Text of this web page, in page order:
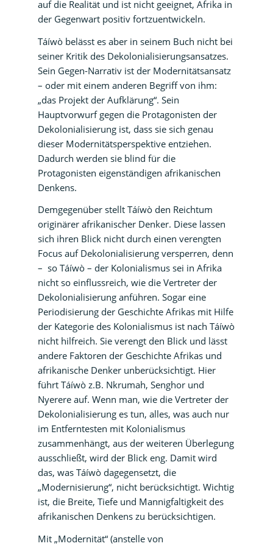
auf die Realität und ist nicht geeignet, Afrika in
der Gegenwart positiv fortzuentwickeln.
Táíwò belässt es aber in seinem Buch nicht bei
seiner Kritik des Dekolonialisierungsansatzes.
Sein Gegen-Narrativ ist der Modernitätsansatz
– oder mit einem anderen Begriff von ihm:
„das Projekt der Aufklärung“. Sein
Hauptvorwurf gegen die Protagonisten der
Dekolonialisierung ist, dass sie sich genau
dieser Modernitätsperspektive entziehen.
Dadurch werden sie blind für die
Protagonisten eigenständigen afrikanischen
Denkens.
Demgegenüber stellt Táíwò den Reichtum
originärer afrikanischer Denker. Diese lassen
sich ihren Blick nicht durch einen verengten
Focus auf Dekolonialisierung versperren, denn
– so Táíwò – der Kolonialismus sei in Afrika
nicht so einflussreich, wie die Vertreter der
Dekolonialisierung anführen. Sogar eine
Periodisierung der Geschichte Afrikas mit Hilfe
der Kategorie des Kolonialismus ist nach Táíwò
nicht hilfreich. Sie verengt den Blick und lässt
andere Faktoren der Geschichte Afrikas und
afrikanische Denker unberücksichtigt. Hier
führt Táíwò z.B. Nkrumah, Senghor und
Nyerere auf. Wenn man, wie die Vertreter der
Dekolonialisierung es tun, alles, was auch nur
im Entferntesten mit Kolonialismus
zusammenhängt, aus der weiteren Überlegung
ausschließt, wird der Blick eng. Damit wird
das, was Táíwò dagegensetzt, die
„Modernisierung“, nicht berücksichtigt. Wichtig
ist, die Breite, Tiefe und Mannigfaltigkeit des
afrikanischen Denkens zu berücksichtigen.
Mit „Modernität“ (anstelle von